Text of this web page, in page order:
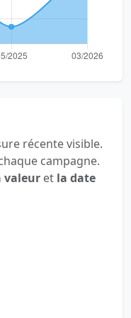
récente visible.
campagne.
valeur et la date